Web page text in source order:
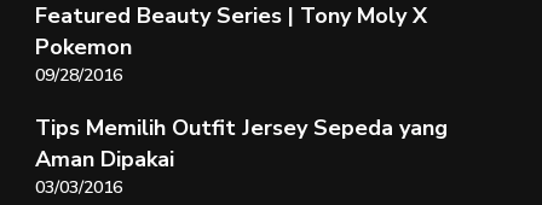
Featured Beauty Series | Tony Moly X
Pokemon
09/28/2016
Tips Memilih Outfit Jersey Sepeda yang
Aman Dipakai
03/03/2016